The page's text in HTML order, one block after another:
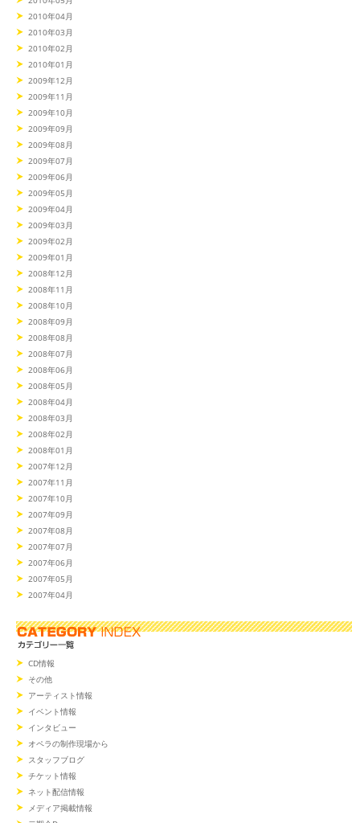
2010年04月
2010年03月
2010年02月
2010年01月
2009年12月
2009年11月
2009年10月
2009年09月
2009年08月
2009年07月
2009年06月
2009年05月
2009年04月
2009年03月
2009年02月
2009年01月
2008年12月
2008年11月
2008年10月
2008年09月
2008年08月
2008年07月
2008年06月
2008年05月
2008年04月
2008年03月
2008年02月
2008年01月
2007年12月
2007年11月
2007年10月
2007年09月
2007年08月
2007年07月
2007年06月
2007年05月
2007年04月
CD情報
その他
アーティスト情報
イベント情報
インタビュー
オペラの制作現場から
スタッフブログ
チケット情報
ネット配信情報
メディア掲載情報